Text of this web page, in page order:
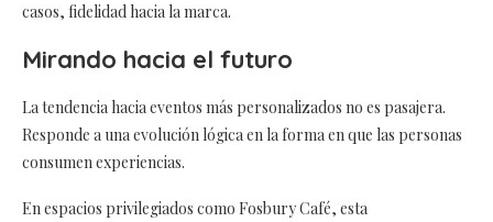
casos, fidelidad hacia la marca.
Mirando hacia el futuro
La tendencia hacia eventos más personalizados no es pasajera.
Responde a una evolución lógica en la forma en que las personas
consumen experiencias.
En espacios privilegiados como Fosbury Café, esta